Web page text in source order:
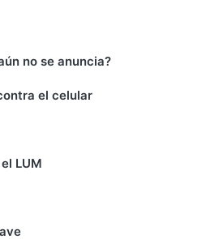
no se anuncia?
el celular
LUM